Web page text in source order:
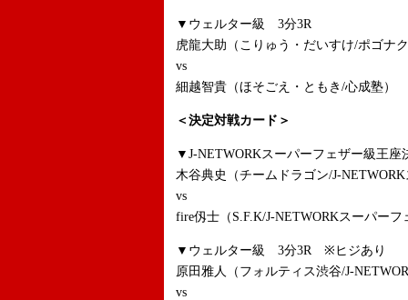
▼ウェルター級 3分3R
虎龍大助（こりゅう・だいすけ/ポゴナ
vs
細越智貴（ほそごえ・ともき/心成塾）
＜決定対戦カード＞
▼J-NETWORKスーパーフェザー級王
木谷典史（チームドラゴン/J-
vs
fire仭士（S.F.K/J-NETWORKスーパーフ
▼ウェルター級 3分3R ※ヒジあり
原田雅人（フォルティス渋谷/J-
vs